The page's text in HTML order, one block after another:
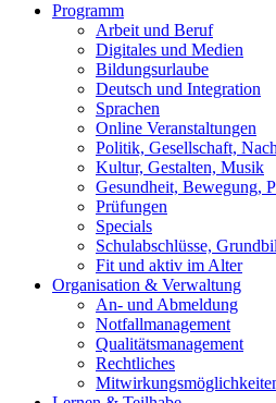
Programm
Arbeit und Beruf
Digitales und Medien
Bildungsurlaube
Deutsch und Integration
Sprachen
Online Veranstaltungen
Politik, Gesellschaft,
Kultur, Gestalten, Musik
Gesundheit, Bewegung,
Prüfungen
Specials
Schulabschlüsse,
Fit und aktiv im Alter
Organisation & Verwaltung
An- und Abmeldung
Notfallmanagement
Qualitätsmanagement
Rechtliches